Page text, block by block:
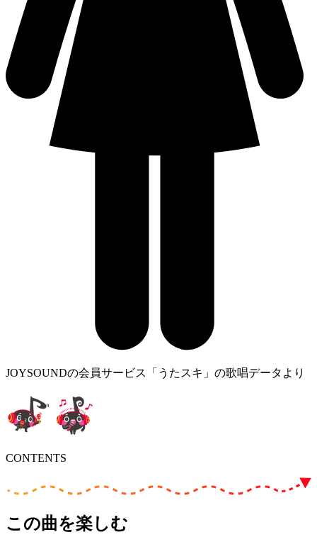
JOYSOUNDの会員サービス「うたスキ」の歌唱データより
CONTENTS
この曲を楽しむ